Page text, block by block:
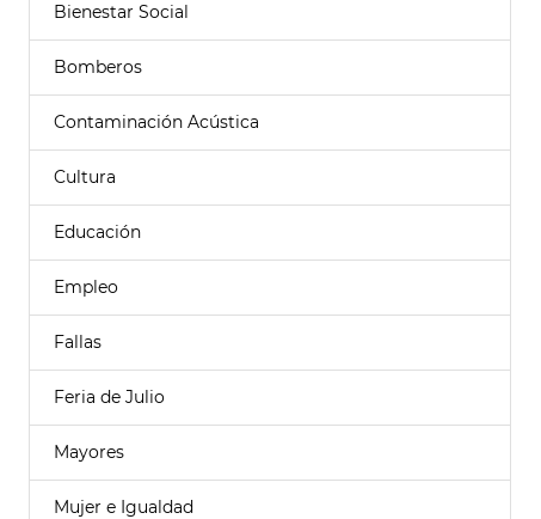
Bienestar Social
Bomberos
Contaminación Acústica
Cultura
Educación
Empleo
Fallas
Feria de Julio
Mayores
Mujer e Igualdad